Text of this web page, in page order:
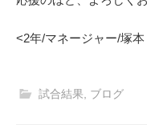
<2年/マネージャー/塚本
試合結果, ブログ